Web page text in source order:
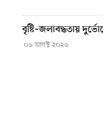
বৃষ্টি–জলাবদ্ধতায়
০৬ আগস্ট ২০২৬